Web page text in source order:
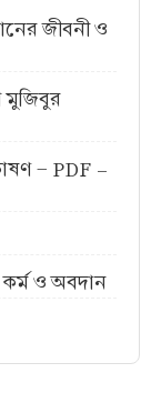
জীবনী ও
মুজিবুর
- PDF -
কর্ম ও অবদান